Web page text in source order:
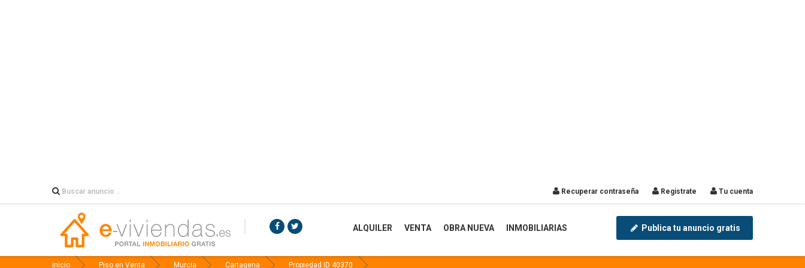
Recuperar contraseña Registrate Tu cuenta
ALQUILER VENTA OBRA NUEVA INMOBILIARIAS Publica tu anuncio gratis
inicio Piso en Venta Murcia Cartagena Propiedad ID 40370